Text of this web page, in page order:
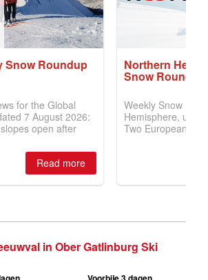
in Ober Gatlinburg Ski